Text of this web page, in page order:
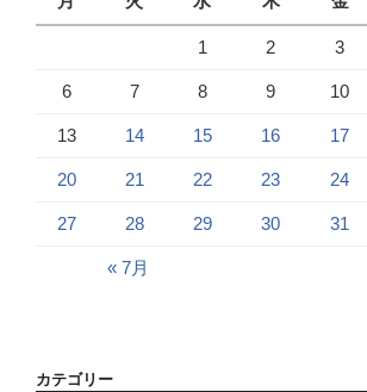
1 2 3
6 7 8 9 10
13 14 15 16 17
20 21 22 23 24
27 28 29 30 31
« 7月
カテゴリー